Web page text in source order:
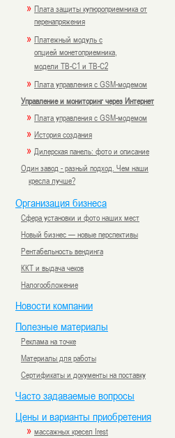
» Плата защиты купюроприемника от
перенапряжения
» Платежный модуль с
опцией монетоприемника,
модели TB-C1 и TB-C2
» Плата управления с GSM-модемом
Управление и мониторинг через Интернет
» Плата управления с GSM-модемом
» История создания
» Дилерская панель: фото и описание
Один завод - разный подход. Чем наши
кресла лучше?
Организация бизнеса
Сфера установки и фото наших мест
Новый бизнес — новые перспективы
Рентабельность вендинга
ККТ и выдача чеков
Налогообложение
Новости компании
Полезные материалы
Реклама на точке
Материалы для работы
Сертификаты и документы на поставку
Часто задаваемые вопросы
Цены и варианты приобретения
» массажных кресел Irest